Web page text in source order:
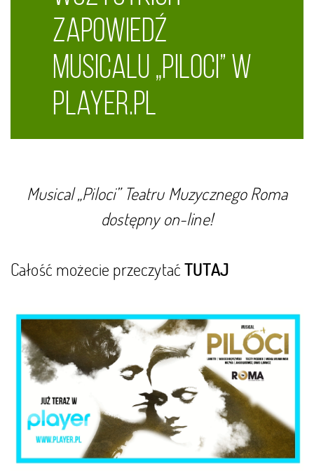
zapowiedź
musicalu „Piloci” w
Player.pl
Musical „Piloci” Teatru Muzycznego Roma
dostępny on-line!
Całość możecie przeczytaćTUTAJ